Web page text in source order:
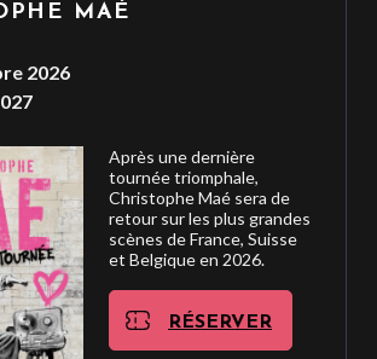
MAÉ
2026
Après une dernière
tournée triomphale,
Christophe Maé sera de
retour sur les plus grandes
scènes de France, Suisse
et Belgique en 2026.
RÉSERVER